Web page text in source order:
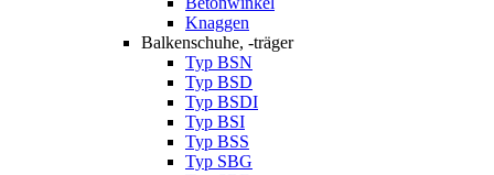
Knaggen
Balkenschuhe, -träger
Typ BSN
Typ BSD
Typ BSDI
Typ BSI
Typ BSS
Typ SBG